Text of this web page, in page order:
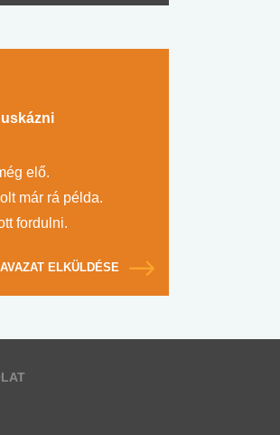
elő.
már rá példa.
fordulni.
ELKÜLDÉSE